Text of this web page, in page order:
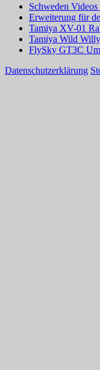
Schweden Videos
Erweiterung für
Tamiya XV-01
Tamiya Wild
FlySky GT3C
Datenschutzerklärung